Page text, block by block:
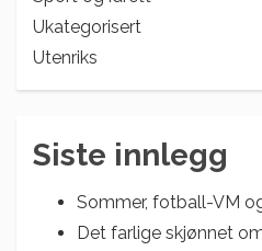
Ukategorisert
Utenriks
Siste innlegg
Sommer, fotball-VM
Det farlige skjønnet